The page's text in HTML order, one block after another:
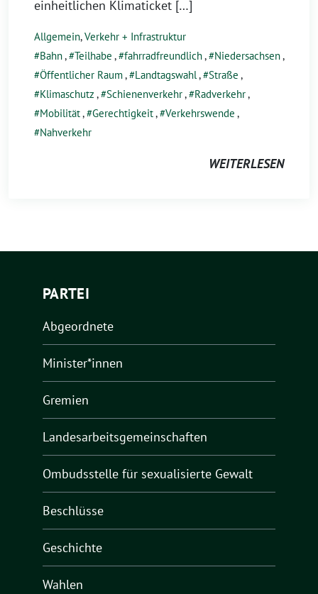
einheitlichen Klimaticket […]
Allgemein,Verkehr + Infrastruktur
Bahn, Teilhabe , fahrradfreundlich, Niedersachsen,
Öffentlicher Raum, Landtagswahl , Straße ,
Klimaschutz , Schienenverkehr, Radverkehr,
Mobilität, Gerechtigkeit, Verkehrswende ,
Nahverkehr
WEITERLESEN
PARTEI
Abgeordnete
Minister*innen
Gremien
Landesarbeitsgemeinschaften
Ombudsstelle für sexualisierte Gewalt
Beschlüsse
Geschichte
Wahlen